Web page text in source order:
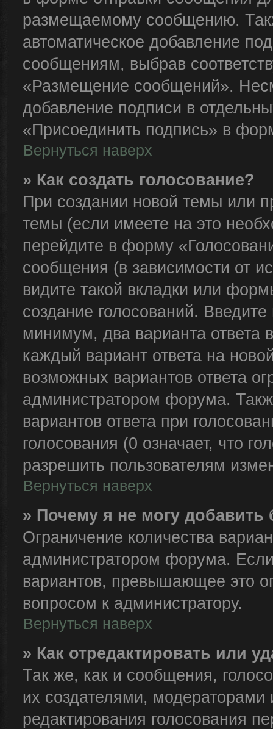
размещаемому сообщению.
автоматическое добавление
сообщениям, выбрав
«Размещение сообщений».
добавление подписи в
«Присоединить подпись» в
Вернуться наверх
» Как создать голосование?
При создании новой темы или
темы (если имеете на это
перейдите в форму
сообщения (в зависимости от
видите такой вкладки или
создание голосований.
минимум, два варианта ответа
каждый вариант ответа на
возможных вариантов ответа
администратором форума.
вариантов ответа при
голосования (0 означает, что
разрешить пользователям
Вернуться наверх
» Почему я не могу добавить
Ограничение количества
администратором форума.
вариантов, превышающее это
вопросом к администратору.
Вернуться наверх
» Как отредактировать или
Так же, как и сообщения,
их создателями,
редактирования голосования